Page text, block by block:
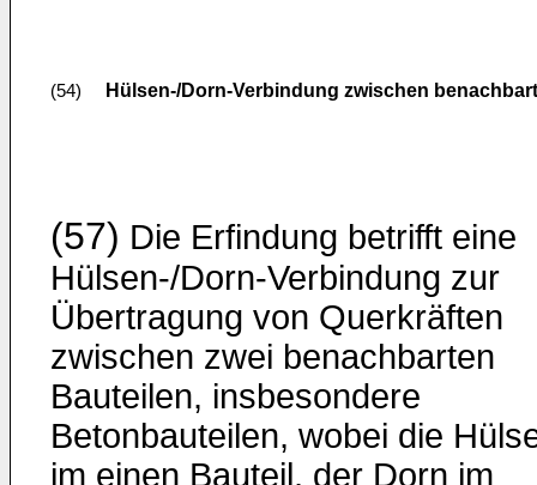
(54) Hülsen-/Dorn-Verbindung zwischen
(57) Die Erfindung betrifft eine
Hülsen-/Dorn-Verbindung zur
Übertragung von Querkräften
zwischen zwei benachbarten
Bauteilen, insbesondere
Betonbauteilen, wobei die
im einen Bauteil, der Dorn im